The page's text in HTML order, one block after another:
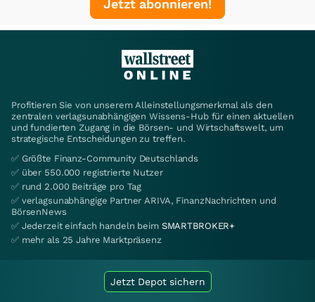
Jetzt abonnieren!
Profitieren Sie von unserem Alleinstellungsmerkmal als den
zentralen verlagsunabhängigen Wissens-Hub für einen aktuellen
und fundierten Zugang in die Börsen- und Wirtschaftswelt, um
strategische Entscheidungen zu treffen.
✅ Größte Finanz-Community Deutschlands
✅ über 550.000 registrierte Nutzer
✅ rund 2.000 Beiträge pro Tag
✅ verlagsunabhängige Partner ARIVA, FinanzNachrichten und
BörsenNews
✅ Jederzeit einfach handeln beim SMARTBROKER+
✅ mehr als 25 Jahre Marktpräsenz
Jetzt Depot sichern